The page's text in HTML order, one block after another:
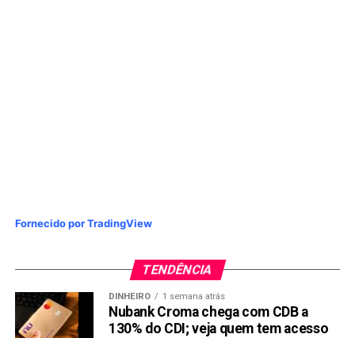
Fornecido por TradingView
TENDÊNCIA
DINHEIRO 1 semana atrás
Nubank Croma chega com CDB a
130% do CDI; veja quem tem acesso